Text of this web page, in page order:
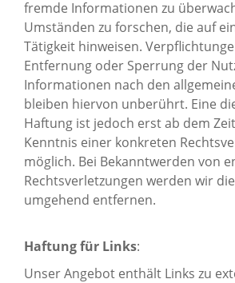
fremde Informationen zu
Umständen zu forschen, die auf
Tätigkeit hinweisen.
Entfernung oder Sperrung der
Informationen nach den
bleiben hiervon unberührt. Eine
Haftung ist jedoch erst ab dem
Kenntnis einer konkreten
möglich. Bei Bekanntwerden von
Rechtsverletzungen werden wir
umgehend entfernen.
Haftung für Links:
Unser Angebot enthält Links zu